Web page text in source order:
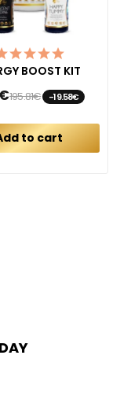
BOOST KIT
195.81€ -19.58€
to cart